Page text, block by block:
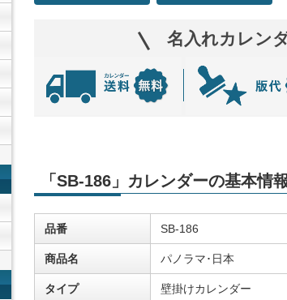
名入れカレン
「SB-186」カレンダーの基本情
品番 SB-186
商品名 パノラマ･日本
タイプ 壁掛けカレンダー